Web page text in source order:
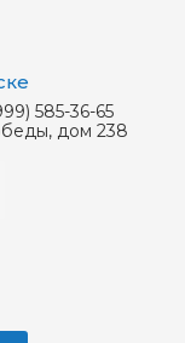
585-36-65
дом 238